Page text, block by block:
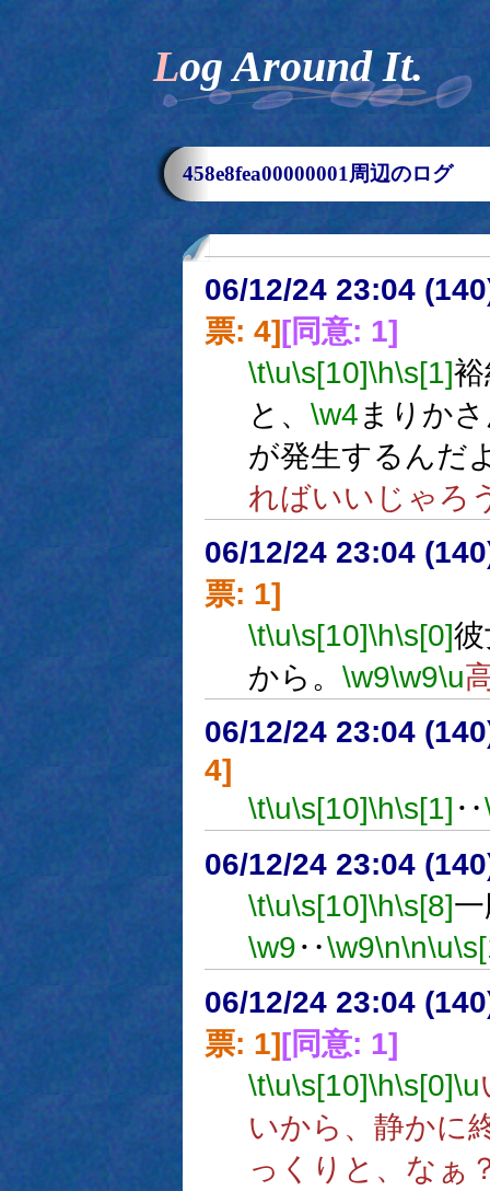
Log Around It.
458e8fea00000001周辺のログ
06/12/24 23:04
票: 4][同意: 1]
\t\u\s[10]\h\s[1]
と、 \w4まりか
が発生するんだ
ればいいじゃろ
06/12/24 23:04
票: 1]
\t\u\s[10]\h\s[0]
から。 \w9\w9\u
06/12/24 23:04
4]
\t\u\s[10]\h\s[1] ‥
06/12/24 23:04
\t\u\s[10]\h\s[8]
\w9‥\w9\n\n\u
06/12/24 23:04
票: 1][同意: 1]
\t\u\s[10]\h\s[0]\u
いから、静かに
っくりと、なぁ